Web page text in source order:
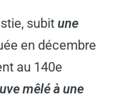
subit une
en décembre
au 140e
mêlé à une